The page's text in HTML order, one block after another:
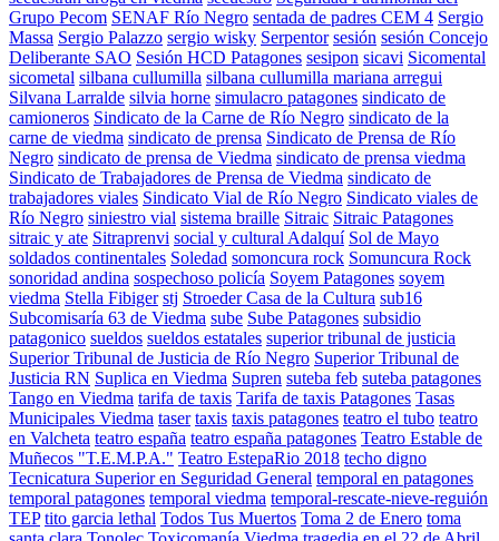
Grupo Pecom SENAF Río Negro sentada de padres CEM 4 Sergio
Massa Sergio Palazzo sergio wisky Serpentor sesión sesión Concejo
Deliberante SAO Sesión HCD Patagones sesipon sicavi Sicomental
sicometal silbana cullumilla silbana cullumilla mariana arregui
Silvana Larralde silvia horne simulacro patagones sindicato de
camioneros Sindicato de la Carne de Río Negro sindicato de la
carne de viedma sindicato de prensa Sindicato de Prensa de Río
Negro sindicato de prensa de Viedma sindicato de prensa viedma
Sindicato de Trabajadores de Prensa de Viedma sindicato de
trabajadores viales Sindicato Vial de Río Negro Sindicato viales de
Río Negro siniestro vial sistema braille Sitraic Sitraic Patagones
sitraic y ate Sitraprenvi social y cultural Adalquí Sol de Mayo
soldados continentales Soledad somoncura rock Somuncura Rock
sonoridad andina sospechoso policía Soyem Patagones soyem
viedma Stella Fibiger stj Stroeder Casa de la Cultura sub16
Subcomisaría 63 de Viedma sube Sube Patagones subsidio
patagonico sueldos sueldos estatales superior tribunal de justicia
Superior Tribunal de Justicia de Río Negro Superior Tribunal de
Justicia RN Suplica en Viedma Supren suteba feb suteba patagones
Tango en Viedma tarifa de taxis Tarifa de taxis Patagones Tasas
Municipales Viedma taser taxis taxis patagones teatro el tubo teatro
en Valcheta teatro españa teatro españa patagones Teatro Estable de
Muñecos "T.E.M.P.A." Teatro EstepaRio 2018 techo digno
Tecnicatura Superior en Seguridad General temporal en patagones
temporal patagones temporal viedma temporal-rescate-nieve-reguión
TEP tito garcia lethal Todos Tus Muertos Toma 2 de Enero toma